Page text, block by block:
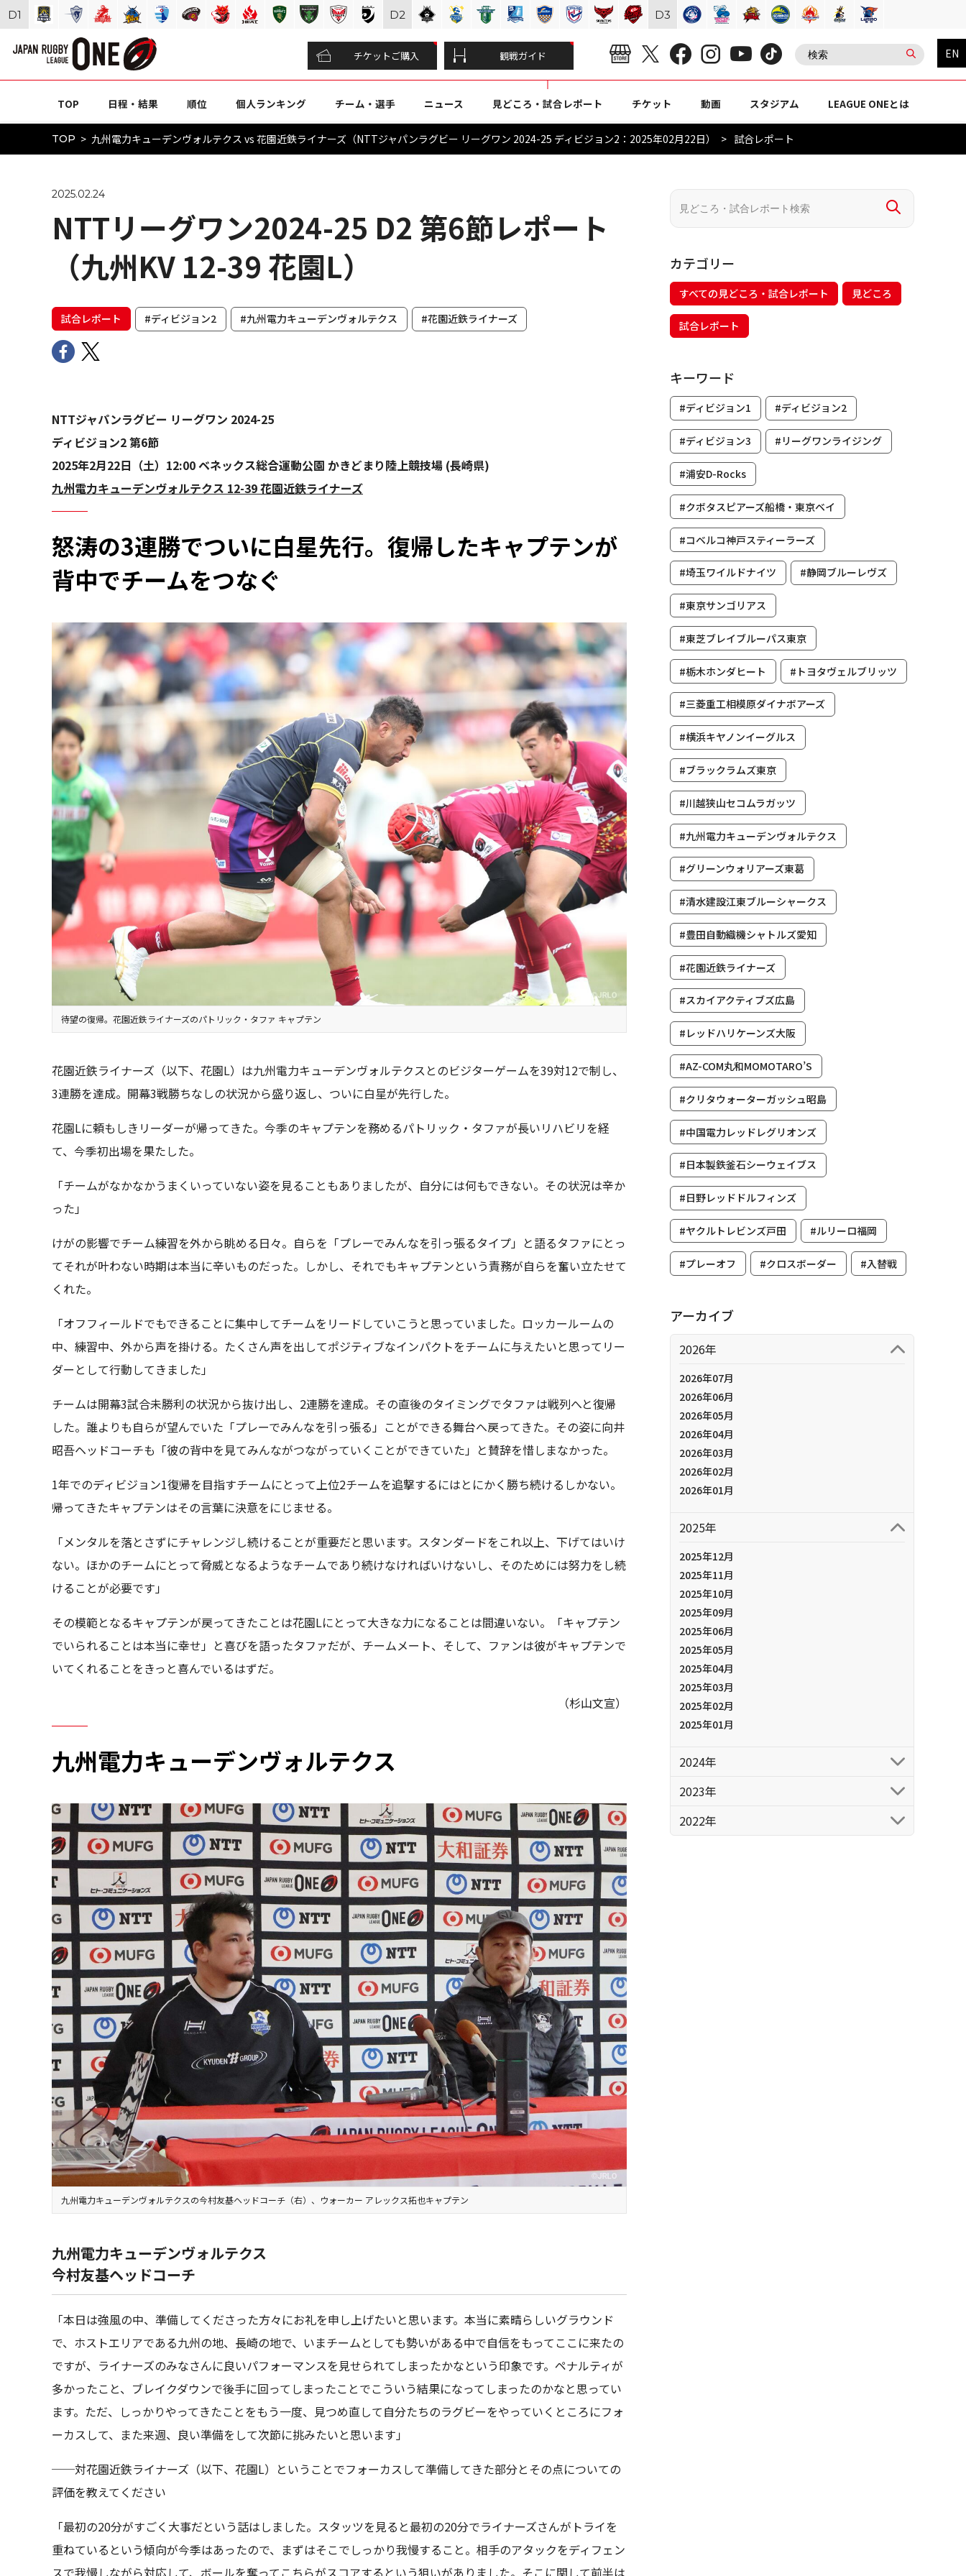
チケットご購入 観戦ガイド EN
TOP 日程・結果 順位 個人ランキング チーム・選手 ニュース 見どころ・試合レポート チケット 動画 スタジアム LEAGUE ONEとは
TOP 九州電力キューデンヴォルテクス vs 花園近鉄ライナーズ（NTTジャパンラグビー リーグワン 2024-25 ディビジョン2：2025年02月22日） 試合レポート
2025.02.24
NTTリーグワン2024-25 D2 第6節レポート
（九州KV 12-39 花園L）
試合レポート #ディビジョン2 #九州電力キューデンヴォルテクス #花園近鉄ライナーズ
NTTジャパンラグビー リーグワン 2024-25
ディビジョン2 第6節
2025年2月22日（土）12:00 ベネックス総合運動公園 かきどまり陸上競技場 (長崎県)
九州電力キューデンヴォルテクス 12-39 花園近鉄ライナーズ
怒涛の3連勝でついに白星先行。復帰したキャプテンが
背中でチームをつなぐ
待望の復帰。花園近鉄ライナーズのパトリック・タファ キャプテン
花園近鉄ライナーズ（以下、花園L）は九州電力キューデンヴォルテクスとのビジターゲームを39対12で制し、
3連勝を達成。開幕3戦勝ちなしの状況から盛り返し、ついに白星が先行した。
花園Lに頼もしきリーダーが帰ってきた。今季のキャプテンを務めるパトリック・タファが長いリハビリを経
て、今季初出場を果たした。
「チームがなかなかうまくいっていない姿を見ることもありましたが、自分には何もできない。その状況は辛か
った」
けがの影響でチーム練習を外から眺める日々。自らを「プレーでみんなを引っ張るタイプ」と語るタファにとっ
てそれが叶わない時期は本当に辛いものだった。しかし、それでもキャプテンという責務が自らを奮い立たせて
くれた。
「オフフィールドでもできることに集中してチームをリードしていこうと思っていました。ロッカールームの
中、練習中、外から声を掛ける。たくさん声を出してポジティブなインパクトをチームに与えたいと思ってリー
ダーとして行動してきました」
チームは開幕3試合未勝利の状況から抜け出し、2連勝を達成。その直後のタイミングでタファは戦列へと復帰
した。誰よりも自らが望んでいた「プレーでみんなを引っ張る」ことができる舞台へ戻ってきた。その姿に向井
昭吾ヘッドコーチも「彼の背中を見てみんながつながっていくことができていた」と賛辞を惜しまなかった。
1年でのディビジョン1復帰を目指すチームにとって上位2チームを追撃するにはとにかく勝ち続けるしかない。
帰ってきたキャプテンはその言葉に決意をにじませる。
「メンタルを落とさずにチャレンジし続けることが重要だと思います。スタンダードをこれ以上、下げてはいけ
ない。ほかのチームにとって脅威となるようなチームであり続けなければいけないし、そのためには努力をし続
けることが必要です」
その模範となるキャプテンが戻ってきたことは花園Lにとって大きな力になることは間違いない。「キャプテン
でいられることは本当に幸せ」と喜びを語ったタファだが、チームメート、そして、ファンは彼がキャプテンで
いてくれることをきっと喜んでいるはずだ。
（杉山文宣）
九州電力キューデンヴォルテクス
九州電力キューデンヴォルテクスの今村友基ヘッドコーチ（右）、ウォーカー アレックス拓也キャプテン
九州電力キューデンヴォルテクス
今村友基ヘッドコーチ
「本日は強風の中、準備してくださった方々にお礼を申し上げたいと思います。本当に素晴らしいグラウンド
で、ホストエリアである九州の地、長崎の地で、いまチームとしても勢いがある中で自信をもってここに来たの
ですが、ライナーズのみなさんに良いパフォーマンスを見せられてしまったかなという印象です。ペナルティが
多かったこと、ブレイクダウンで後手に回ってしまったことでこういう結果になってしまったのかなと思ってい
ます。ただ、しっかりやってきたことをもう一度、見つめ直して自分たちのラグビーをやっていくところにフォ
ーカスして、また来週、良い準備をして次節に挑みたいと思います」
──対花園近鉄ライナーズ（以下、花園L）ということでフォーカスして準備してきた部分とその点についての
評価を教えてください
「最初の20分がすごく大事だという話はしました。スタッツを見ると最初の20分でライナーズさんがトライを
重ねているという傾向が今季はあったので、まずはそこでしっかり我慢すること。相手のアタックをディフェン
スで我慢しながら対応して、ボールを奪ってこちらがスコアするという狙いがありました。そこに関して前半は
カテゴリー
すべての見どころ・試合レポート 見どころ
試合レポート
キーワード
#ディビジョン1 #ディビジョン2
#ディビジョン3 #リーグワンライジング
#浦安D-Rocks
#クボタスピアーズ船橋・東京ベイ
#コベルコ神戸スティーラーズ
#埼玉ワイルドナイツ #静岡ブルーレヴズ
#東京サンゴリアス
#東芝ブレイブルーパス東京
#栃木ホンダヒート #トヨタヴェルブリッツ
#三菱重工相模原ダイナボアーズ
#横浜キヤノンイーグルス
#ブラックラムズ東京
#川越狭山セコムラガッツ
#九州電力キューデンヴォルテクス
#グリーンウォリアーズ東葛
#清水建設江東ブルーシャークス
#豊田自動織機シャトルズ愛知
#花園近鉄ライナーズ
#スカイアクティブズ広島
#レッドハリケーンズ大阪
#AZ-COM丸和MOMOTARO’S
#クリタウォーターガッシュ昭島
#中国電力レッドレグリオンズ
#日本製鉄釜石シーウェイブス
#日野レッドドルフィンズ
#ヤクルトレビンズ戸田 #ルリーロ福岡
#プレーオフ #クロスボーダー #入替戦
アーカイブ
2026年
2026年07月
2026年06月
2026年05月
2026年04月
2026年03月
2026年02月
2026年01月
2025年
2025年12月
2025年11月
2025年10月
2025年09月
2025年06月
2025年05月
2025年04月
2025年03月
2025年02月
2025年01月
2024年
2023年
2022年
D1 D2 D3